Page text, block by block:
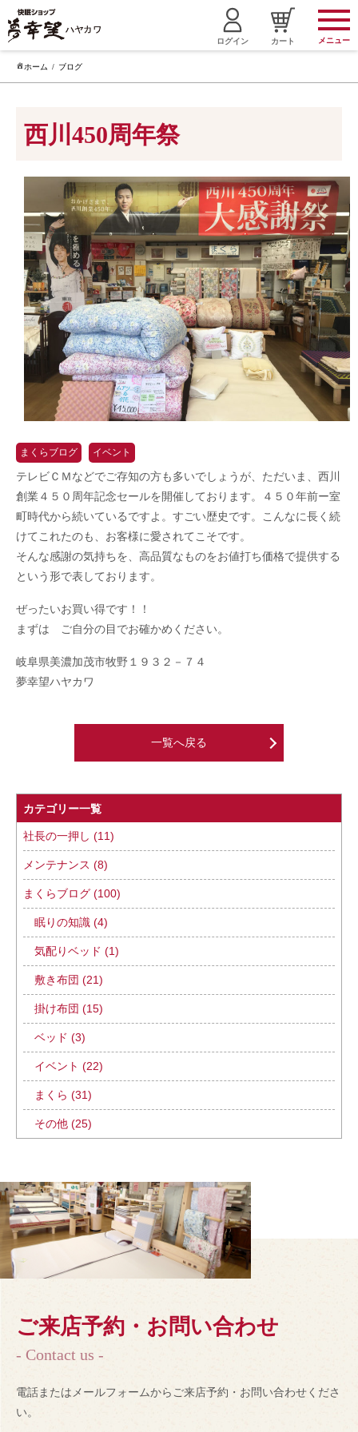
ログイン カート メニュー
ホーム ブログ
西川450周年祭
まくらブログ イベント
テレビＣＭなどでご存知の方も多いでしょうが、ただいま、西川
創業４５０周年記念セールを開催しております。４５０年前ー室
町時代から続いているですよ。すごい歴史です。こんなに長く続
けてこれたのも、お客様に愛されてこそです。
そんな感謝の気持ちを、高品質なものをお値打ち価格で提供する
という形で表しております。
ぜったいお買い得です！！
まずは ご自分の目でお確かめください。
岐阜県美濃加茂市牧野１９３２－７４
夢幸望ハヤカワ
一覧へ戻る
カテゴリー一覧
社長の一押し (11)
メンテナンス (8)
まくらブログ (100)
眠りの知識 (4)
気配りベッド (1)
敷き布団 (21)
掛け布団 (15)
ベッド (3)
イベント (22)
まくら (31)
その他 (25)
ご来店予約・お問い合わせ
- Contact us -
電話またはメールフォームからご来店予約・お問い合わせくださ
い。